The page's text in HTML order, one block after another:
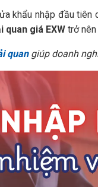
khẩu nhập đầu
quan giá EXW trở
quangiúp doanh